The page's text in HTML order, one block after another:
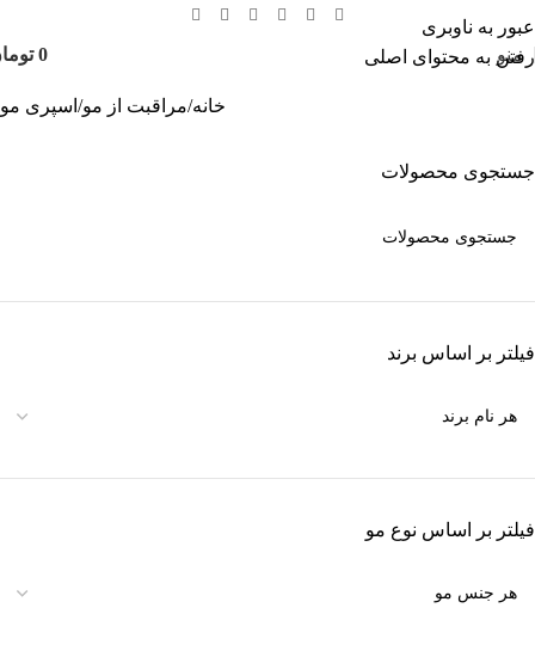
عبور به ناوبری
رفتن به محتوای اصلی
منو 0
خانه مراقبت از مو اسپری مو
جستجوی محصولات
فیلتر بر اساس برند
فیلتر بر اساس نوع مو